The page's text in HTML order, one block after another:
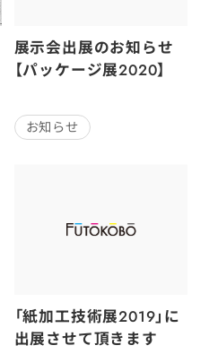
展示会出展のお知らせ
【パッケージ展2020】
お知らせ
「紙加工技術展2019」に
出展させて頂きます